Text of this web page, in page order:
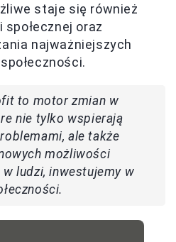
staje się również
oraz
najważniejszych
to motor zmian w
nie tylko wspierają
ale także
możliwości
ludzi, inwestujemy w